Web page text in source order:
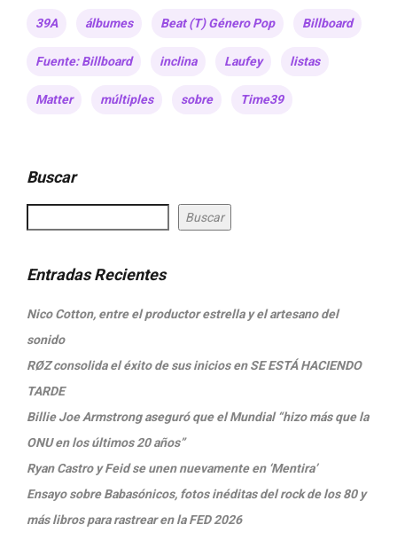
39A álbumes Beat (T) Género Pop Billboard
Fuente: Billboard inclina Laufey listas
Matter múltiples sobre Time39
Buscar
Buscar
Entradas Recientes
Nico Cotton, entre el productor estrella y el artesano del
sonido
RØZ consolida el éxito de sus inicios en SE ESTÁ HACIENDO
TARDE
Billie Joe Armstrong aseguró que el Mundial “hizo más que la
ONU en los últimos 20 años”
Ryan Castro y Feid se unen nuevamente en ‘Mentira’
Ensayo sobre Babasónicos, fotos inéditas del rock de los 80 y
más libros para rastrear en la FED 2026